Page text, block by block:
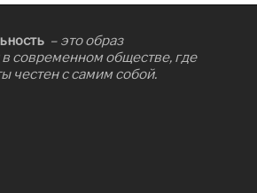
– это образ
современном обществе, где
честен с самим собой.